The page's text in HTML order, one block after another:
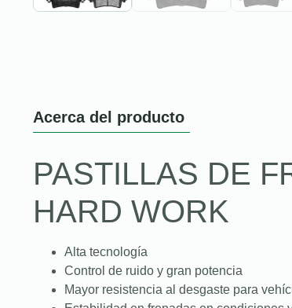
Acerca del producto
PASTILLAS DE
HARD WORK
Alta tecnología
Control de ruido y gran potencia
Mayor resistencia al desgaste para